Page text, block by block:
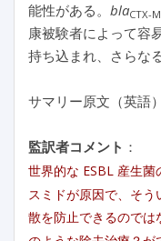
能性がある。 blaCTX-M
康被験者によって容
持ち込まれ、さらな
サマリー原文（英語
監訳者コメント ：
世界的な ESBL 産生
スミドが原因で、そ
散を防止できるのでは